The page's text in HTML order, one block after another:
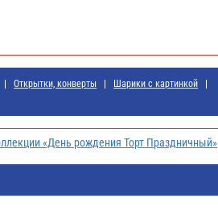
Открытки, конверты
Шарики с картинкой
«День рождения Торт Праздничный»